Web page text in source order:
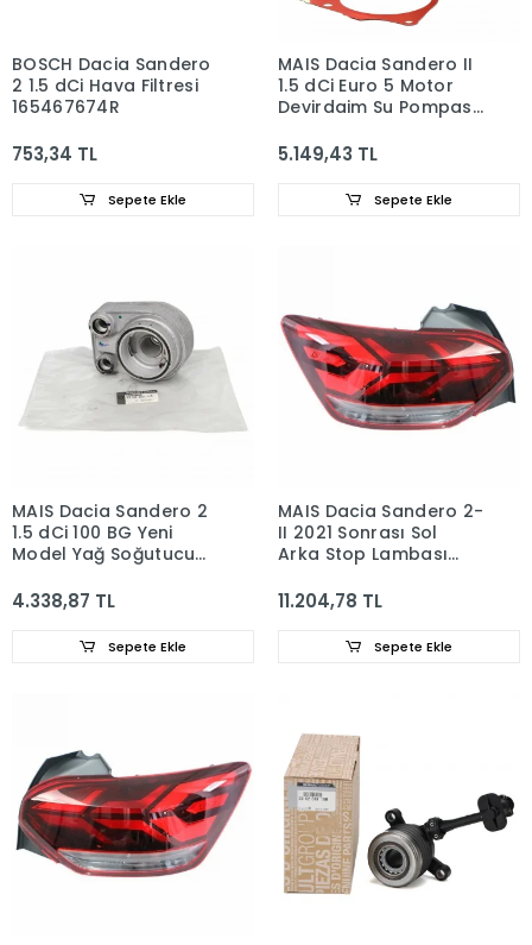
BOSCH Dacia Sandero
2 1.5 dCi Hava Filtresi
165467674R
753,34 TL
Sepete Ekle
MAIS Dacia Sandero II
1.5 dCi Euro 5 Motor
Devirdaim Su Pompası
5.149,43 TL
Sepete Ekle
MAIS Dacia Sandero 2
1.5 dCi 100 BG Yeni
Model Yağ Soğutucu
4.338,87 TL
Sepete Ekle
MAIS Dacia Sandero 2-
II 2021 Sonrası Sol
Arka Stop Lambası
11.204,78 TL
Sepete Ekle